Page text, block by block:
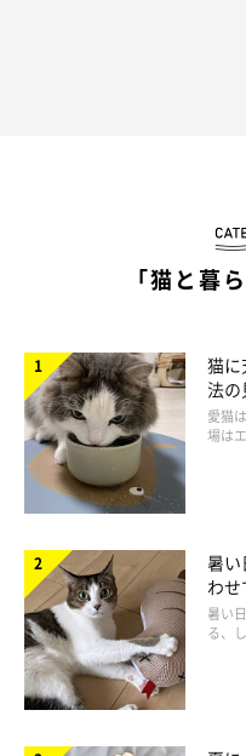
ねこのきもち投稿写真ギャラリー
猫を動物病院に連れて行く
は、キャリーケース自体を
そんな場所に閉じ込められ
リーケースに入ることを嫌が
「猫と暮
猫に
法
方を
愛猫
場は
暑い
わ
暑い
る、